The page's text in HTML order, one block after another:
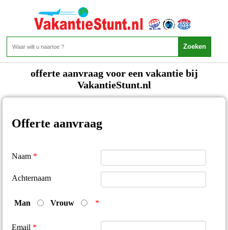
offerte aanvraag voor een vakantie bij
VakantieStunt.nl